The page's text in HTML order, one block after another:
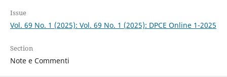
Issue
Vol. 69 No. 1 (2025): Vol. 69 No. 1 (2025): DPCE Online 1-2025
Section
Note e Commenti